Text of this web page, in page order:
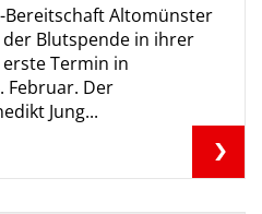
Bereitschaft Altomünster
Blutspende in ihrer
Termin in
Februar. Der
Jung...